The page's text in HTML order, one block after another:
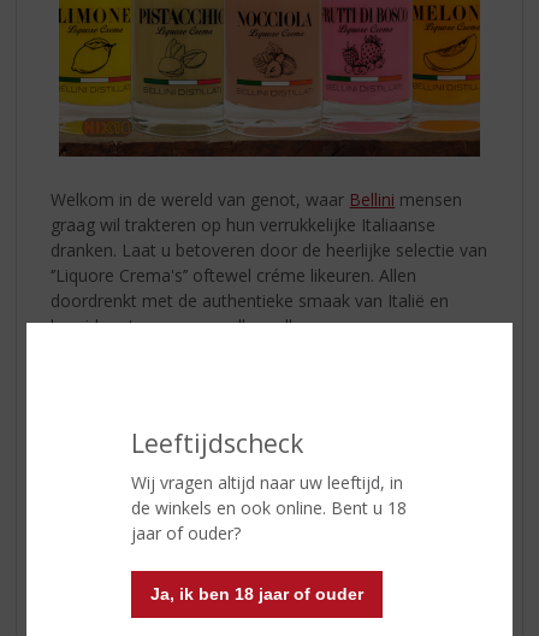
Leeftijdscheck
Wij vragen altijd naar uw leeftijd, in
de winkels en ook online. Bent u 18
jaar of ouder?
Ja, ik ben 18 jaar of ouder
Welkom in de wereld van genot, waar Bellini mensen
graag wil trakteren op hun verrukkelijke Italiaanse
dranken. Laat u betoveren door de heerlijke selectie van
‘’Liquore Crema's’’ oftewel créme likeuren. Allen
doordrenkt met de authentieke smaak van Italië en
bereid met o.a. verse volle melk en room.
Crema Pistacchio, de romige weelde van
Crema Nocciola, de sappige en fruitige tonen van
Liquore Crema Frutti di Boscoen de exotische
verleiding van Liquore Crema Melone
Maar er is nog meer! Met een aantal van deze